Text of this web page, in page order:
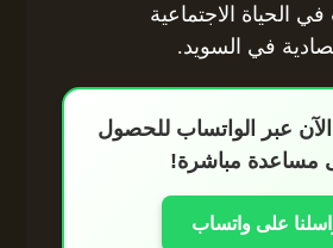
الحياة الاجتماعية
في السويد.
عبر الواتساب للحصول
مساعدة مباشرة!
على واتساب